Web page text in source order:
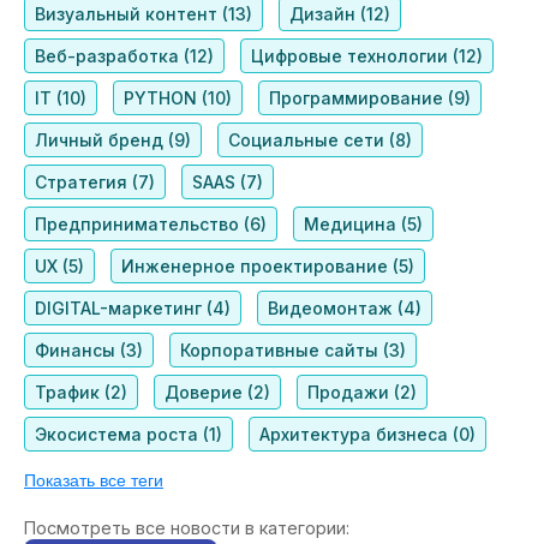
Визуальный контент (13) Дизайн (12)
Веб-разработка (12) Цифровые технологии (12)
IT (10) PYTHON (10) Программирование (9)
Личный бренд (9) Социальные сети (8)
Стратегия (7) SAAS (7)
Предпринимательство (6) Медицина (5)
UX (5) Инженерное проектирование (5)
DIGITAL-маркетинг (4) Видеомонтаж (4)
Финансы (3) Корпоративные сайты (3)
Трафик (2) Доверие (2) Продажи (2)
Экосистема роста (1) Архитектура бизнеса (0)
Показать все теги
Посмотреть все новости в категории: